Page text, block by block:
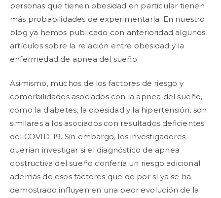
personas que tienen obesidad en particular tienen
más probabilidades de experimentarla. En nuestro
blog ya hemos publicado con anterioridad algunos
artículos sobre la relación entre obesidad y la
enfermedad de apnea del sueño.
Asimismo, muchos de los factores de riesgo y
comorbilidades asociados con la apnea del sueño,
como la diabetes, la obesidad y la hipertensión, son
similares a los asociados con resultados deficientes
del COVID-19. Sin embargo, los investigadores
querían investigar si el diagnóstico de apnea
obstructiva del sueño confería un riesgo adicional
además de esos factores que de por sí ya se ha
demostrado influyen en una peor evolución de la